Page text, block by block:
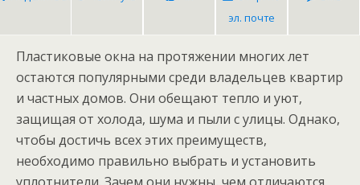
эл. почте
Пластиковые окна на протяжении многих лет
остаются популярными среди владельцев квартир
и частных домов. Они обещают тепло и уют,
защищая от холода, шума и пыли с улицы. Однако,
чтобы достичь всех этих преимуществ,
необходимо правильно выбрать и установить